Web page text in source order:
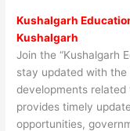
Kushalgarh
Kushalgarh
Join the “Kushalgarh
stay updated with
developments related
provides timely
opportunities,